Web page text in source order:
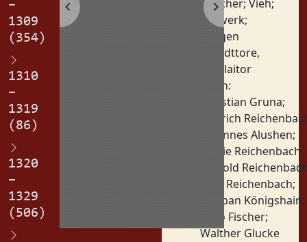
–
1309
(354)
1310
–
1319
(86)
1320
–
1329
(506)
Gleicher; Vieh;
Vorwerk;
Zeugen
Stadttore,
Nikolaitor
Personen:
Christian Gruna;
Dietrich
Johannes Alushen;
Ottilie Reichenbach;
Petzold
Rulo Reichenbach;
Schiban Königshain;
Thilo Fischer;
Walther Glucke